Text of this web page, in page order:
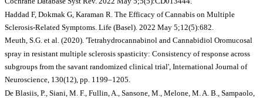
Haddad F, Dokmak G, Karaman R. The Efficacy of Cannabis on Multiple
Sclerosis-Related Symptoms. Life (Basel). 2022 May 5;12(5):682.
Meuth, S.G. et al. (2020). 'Tetrahydrocannabinol and Cannabidiol Oromucosal
spray in resistant multiple sclerosis spasticity: Consistency of response across
subgroups from the savant randomized clinical trial', International Journal of
Neuroscience, 130(12), pp. 1199–1205.
De Blasiis, P., Siani, M. F., Fullin, A., Sansone, M., Melone, M. A. B., Sampaolo,